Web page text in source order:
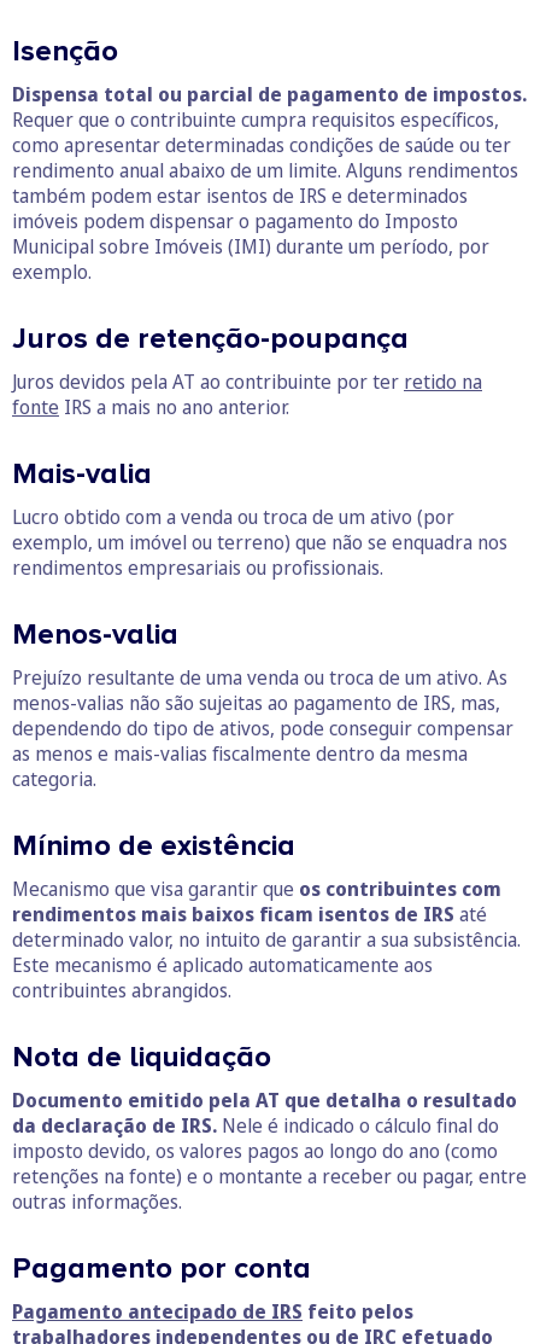
Isenção
Dispensa total ou parcial de pagamento de impostos.
Requer que o contribuinte cumpra requisitos específicos,
como apresentar determinadas condições de saúde ou ter
rendimento anual abaixo de um limite. Alguns rendimentos
também podem estar isentos de IRS e determinados
imóveis podem dispensar o pagamento do Imposto
Municipal sobre Imóveis (IMI) durante um período, por
exemplo.
Juros de retenção-poupança
Juros devidos pela AT ao contribuinte por ter retido na
fonte IRS a mais no ano anterior.
Mais-valia
Lucro obtido com a venda ou troca de um ativo (por
exemplo, um imóvel ou terreno) que não se enquadra nos
rendimentos empresariais ou profissionais.
Menos-valia
Prejuízo resultante de uma venda ou troca de um ativo. As
menos-valias não são sujeitas ao pagamento de IRS, mas,
dependendo do tipo de ativos, pode conseguir compensar
as menos e mais-valias fiscalmente dentro da mesma
categoria.
Mínimo de existência
Mecanismo que visa garantir que os contribuintes com
rendimentos mais baixos ficam isentos de IRS até
determinado valor, no intuito de garantir a sua subsistência.
Este mecanismo é aplicado automaticamente aos
contribuintes abrangidos.
Nota de liquidação
Documento emitido pela AT que detalha o resultado
da declaração de IRS. Nele é indicado o cálculo final do
imposto devido, os valores pagos ao longo do ano (como
retenções na fonte) e o montante a receber ou pagar, entre
outras informações.
Pagamento por conta
Pagamento antecipado de IRS feito pelos
trabalhadores independentes ou de IRC efetuado